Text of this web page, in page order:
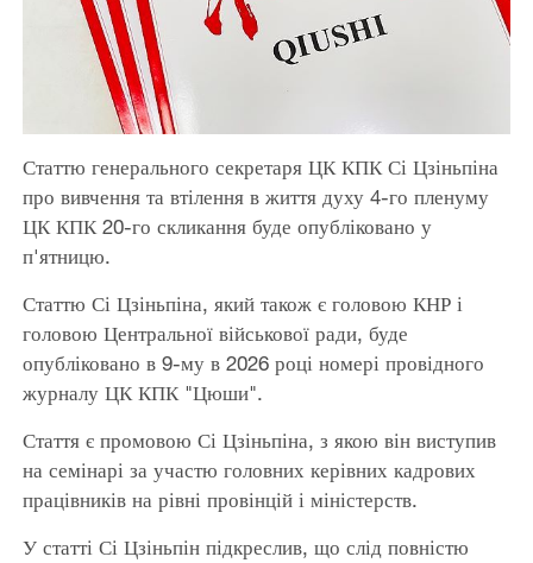
Статтю генерального секретаря ЦК КПК Сі Цзіньпіна
про вивчення та втілення в життя духу 4-го пленуму
ЦК КПК 20-го скликання буде опубліковано у
п'ятницю.
Статтю Сі Цзіньпіна, який також є головою КНР і
головою Центральної військової ради, буде
опубліковано в 9-му в 2026 році номері провідного
журналу ЦК КПК "Цюши".
Стаття є промовою Сі Цзіньпіна, з якою він виступив
на семінарі за участю головних керівних кадрових
працівників на рівні провінцій і міністерств.
У статті Сі Цзіньпін підкреслив, що слід повністю